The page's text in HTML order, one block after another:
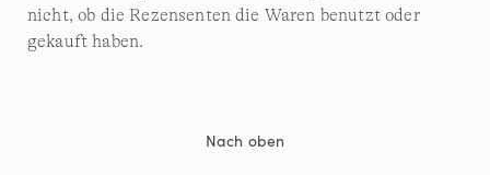
nicht, ob die Rezensenten die Waren benutzt oder
gekauft haben.
Nach oben